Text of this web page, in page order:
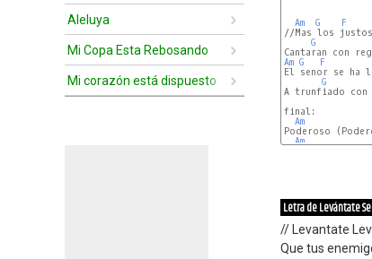
Aleluya
Mi Copa Esta Rebosando
Mi corazón está dispuesto
Am G F
//Mas los
G
Am G F
El senor se ha
G
A trunfiado con
final:
Am
Poderoso
Am
Letra de Levántate
// Levantate
Que tus